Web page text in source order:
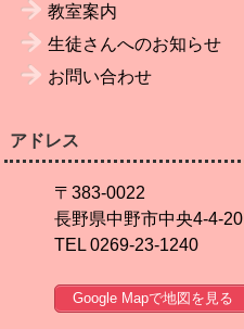
教室案内
生徒さんへのお知らせ
お問い合わせ
アドレス
〒383-0022
長野県中野市中央4-4-20
TEL 0269-23-1240
Google Mapで地図を見る